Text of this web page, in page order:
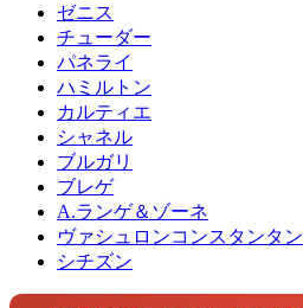
ゼニス
チューダー
パネライ
ハミルトン
カルティエ
シャネル
ブルガリ
ブレゲ
A.ランゲ＆ゾーネ
ヴァシュロンコンスタンタン
シチズン